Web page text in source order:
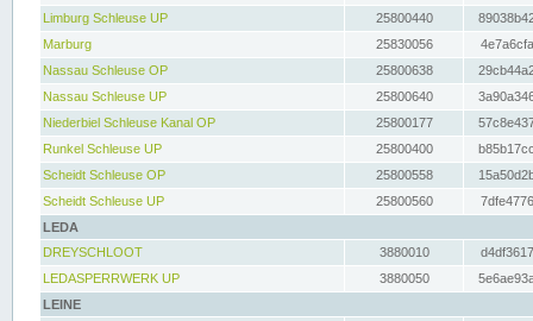
Limburg Schleuse UP
25800440
Marburg
25830056
Nassau Schleuse OP
25800638
Nassau Schleuse UP
25800640
Niederbiel Schleuse Kanal OP
25800177
Runkel Schleuse UP
25800400
Scheidt Schleuse OP
25800558
Scheidt Schleuse UP
25800560
LEDA
DREYSCHLOOT
3880010
LEDASPERRWERK UP
3880050
LEINE